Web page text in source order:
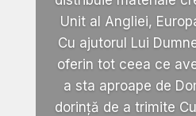
Unit al Angliei,
Cu ajutorul Lui
oferin tot ceea ce
a sta aproape de
dorință de a trimite